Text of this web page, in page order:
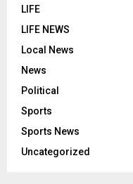
LIFE
LIFE NEWS
Local News
News
Political
Sports
Sports News
Uncategorized